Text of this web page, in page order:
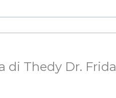
di Thedy Dr. Frida